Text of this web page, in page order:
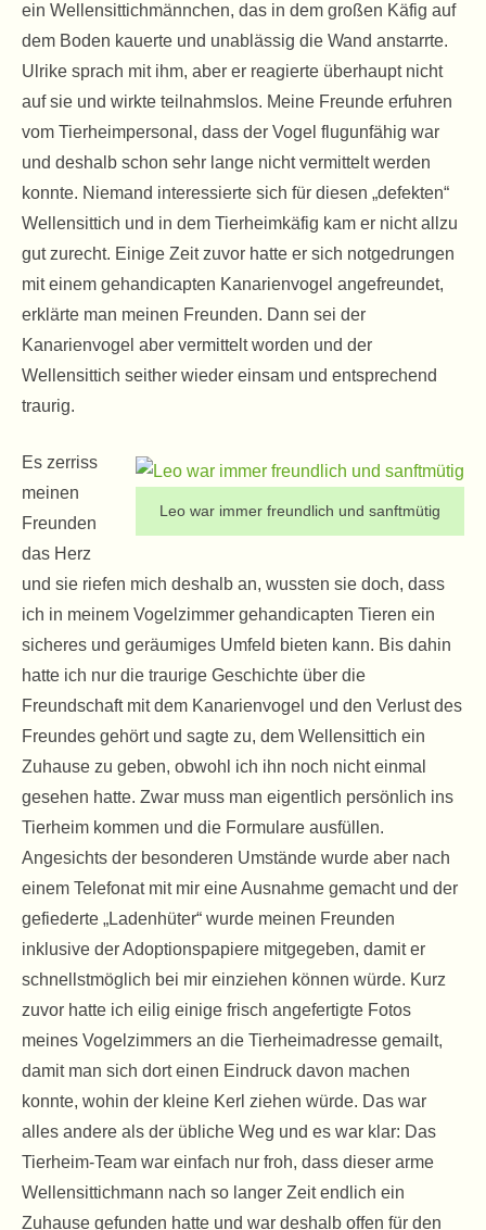
ein Wellensittichmännchen, das in dem großen Käfig auf
dem Boden kauerte und unablässig die Wand anstarrte.
Ulrike sprach mit ihm, aber er reagierte überhaupt nicht
auf sie und wirkte teilnahmslos. Meine Freunde erfuhren
vom Tierheimpersonal, dass der Vogel flugunfähig war
und deshalb schon sehr lange nicht vermittelt werden
konnte. Niemand interessierte sich für diesen „defekten“
Wellensittich und in dem Tierheimkäfig kam er nicht allzu
gut zurecht. Einige Zeit zuvor hatte er sich notgedrungen
mit einem gehandicapten Kanarienvogel angefreundet,
erklärte man meinen Freunden. Dann sei der
Kanarienvogel aber vermittelt worden und der
Wellensittich seither wieder einsam und entsprechend
traurig.
Leo war immer freundlich und sanftmütig
Es zerriss
meinen
Freunden
das Herz
und sie riefen mich deshalb an, wussten sie doch, dass
ich in meinem Vogelzimmer gehandicapten Tieren ein
sicheres und geräumiges Umfeld bieten kann. Bis dahin
hatte ich nur die traurige Geschichte über die
Freundschaft mit dem Kanarienvogel und den Verlust des
Freundes gehört und sagte zu, dem Wellensittich ein
Zuhause zu geben, obwohl ich ihn noch nicht einmal
gesehen hatte. Zwar muss man eigentlich persönlich ins
Tierheim kommen und die Formulare ausfüllen.
Angesichts der besonderen Umstände wurde aber nach
einem Telefonat mit mir eine Ausnahme gemacht und der
gefiederte „Ladenhüter“ wurde meinen Freunden
inklusive der Adoptionspapiere mitgegeben, damit er
schnellstmöglich bei mir einziehen können würde. Kurz
zuvor hatte ich eilig einige frisch angefertigte Fotos
meines Vogelzimmers an die Tierheimadresse gemailt,
damit man sich dort einen Eindruck davon machen
konnte, wohin der kleine Kerl ziehen würde. Das war
alles andere als der übliche Weg und es war klar: Das
Tierheim-Team war einfach nur froh, dass dieser arme
Wellensittichmann nach so langer Zeit endlich ein
Zuhause gefunden hatte und war deshalb offen für den